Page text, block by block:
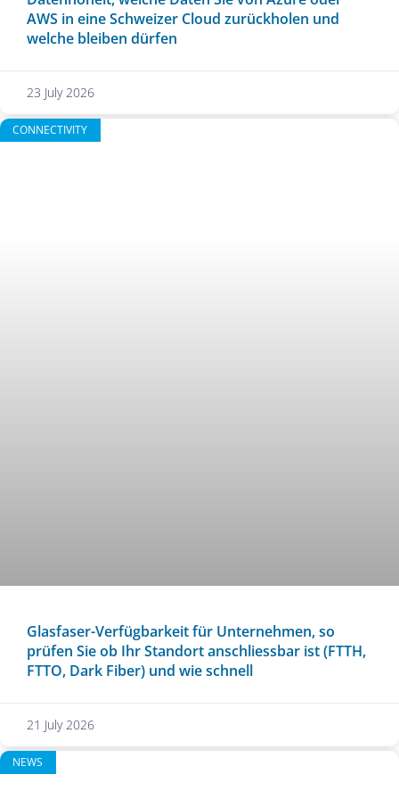
AWS in eine Schweizer Cloud zurückholen und
welche bleiben dürfen
23 July 2026
CONNECTIVITY
Glasfaser-Verfügbarkeit für Unternehmen, so
prüfen Sie ob Ihr Standort anschliessbar ist (FTTH,
FTTO, Dark Fiber) und wie schnell
21 July 2026
NEWS